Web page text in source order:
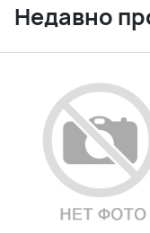
Недавно